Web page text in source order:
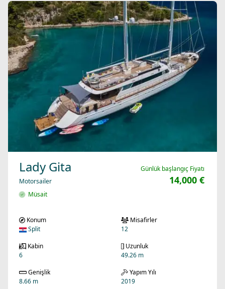
Lady Gita
Motorsailer
Müsait
Günlük başlangıç Fiyatı
14,000 €
Konum
Split
Misafirler
12
Kabin
6
Uzunluk
49.26 m
Genişlik
8.66 m
Yapım Yılı
2019